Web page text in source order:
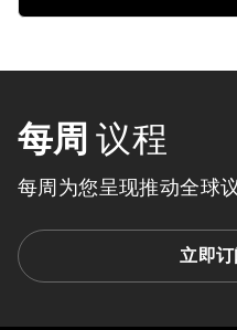
每周 议程
每周为您呈现推动全球
立即订